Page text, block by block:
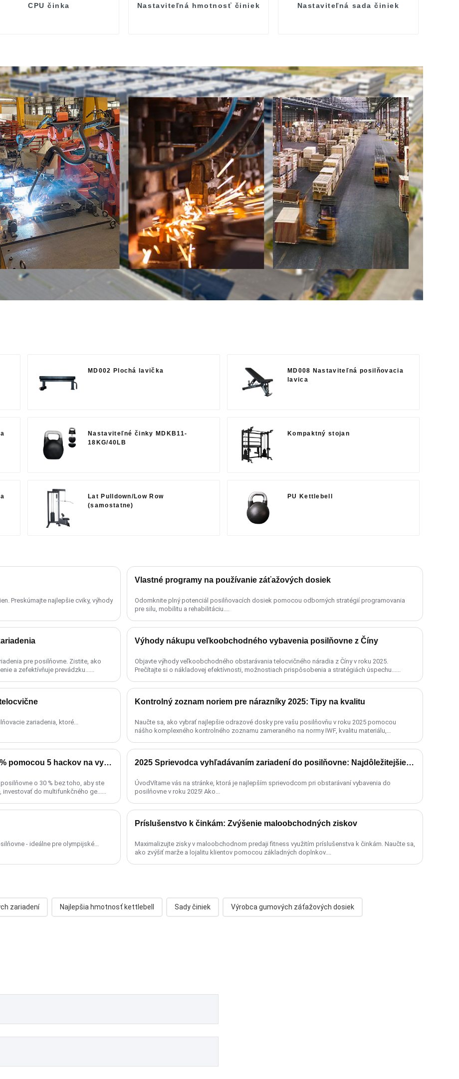
CPU činka Nastaviteľná hmotnosť činiek Nastaviteľná sada činiek
MD002 Plochá lavička
MD008 Nastaviteľná posilňovacia
lavica
Nastaviteľné činky MDKB11-
18KG/40LB
Kompaktný stojan
Lat Pulldown/Low Row
(samostatne)
PU Kettlebell
Preskúmajte najlepšie cviky, výhody
Vlastné programy na používanie záťažových dosiek
Odomknite plný potenciál posilňovacích dosiek pomocou odborných stratégií programovania
pre silu, mobilitu a rehabilitáciu....
pre posilňovne. Zistite, ako
a zefektívňuje prevádzku......
Výhody nákupu veľkoobchodného vybavenia posilňovne z Číny
Objavte výhody veľkoobchodného obstarávania telocvičného náradia z Číny v roku 2025.
Prečítajte si o nákladovej efektívnosti, možnostiach prispôsobenia a stratégiách úspechu......
zariadenia, ktoré...
Kontrolný zoznam noriem pre nárazníky 2025: Tipy na kvalitu
Naučte sa, ako vybrať najlepšie odrazové dosky pre vašu posilňovňu v roku 2025 pomocou
nášho komplexného kontrolného zoznamu zameraného na normy IWF, kvalitu materiálu,
Znížte náklady na zriadenie posilňovne o 30 % pomocou 5 hackov na vybavenie
o 30 % bez toho, aby ste
do multifunkčného ge......
2025 Sprievodca vyhľadávaním zariadení do posilňovne: Najdôležitejšie trendy
ÚvodVítame vás na stránke, ktorá je najlepším sprievodcom pri obstarávaní vybavenia do
posilňovne v roku 2025! Ako...
- ideálne pre olympijské...
Príslušenstvo k činkám: Zvýšenie maloobchodných ziskov
Maximalizujte zisky v maloobchodnom predaji fitness využitím príslušenstva k činkám. Naučte sa,
ako zvýšiť marže a lojalitu klientov pomocou základných doplnkov....
zariadení Najlepšia hmotnosť kettlebell Sady činiek Výrobca gumových záťažových dosiek